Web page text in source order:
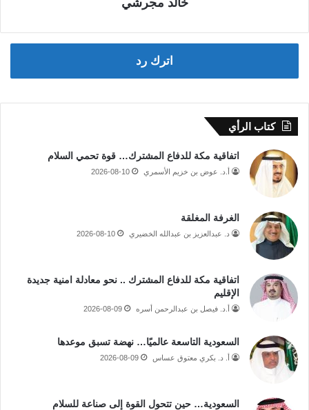
اترك رد
كتاب الرأي
اتفاقية مكة للدفاع المشترك… قوة تحمي السلام
أ.د. عوض بن خزيم الأسمري 2026-08-10
الغرفة المغلقة
د. عبدالعزيز بن عبدالله الخضيري 2026-08-10
اتفاقية مكة للدفاع المشترك .. نحو معادلة امنية جديدة
الإقليم
أ.د. فيصل بن عبدالرحمن أسره 2026-08-09
السعودية التاسعة عالميًا… نهضة تسبق موعدها
أ. د. بكري معتوق عساس 2026-08-09
السعودية… حين تتحول القوة إلى صناعة للسلام